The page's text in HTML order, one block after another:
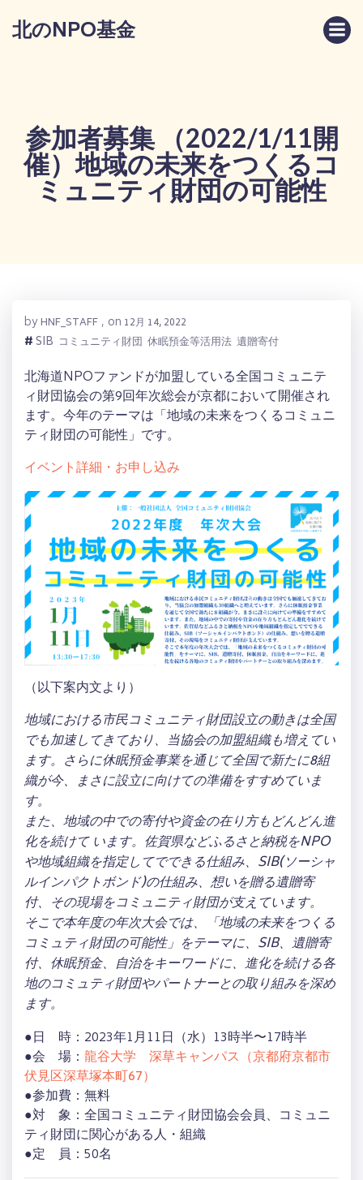
ス
キ
ッ
プ
北のNPO基金
参加者募集 （2022/1/11開
催）地域の未来をつくるコ
ミュニティ財団の可能性
byHNF_STAFF , on 12月 14, 2022
#SIB コミュニティ財団 休眠預金等活用法 遺贈寄付
北海道NPOファンドが加盟している全国コミュニテ
ィ財団協会の第9回年次総会が京都において開催され
ます。今年のテーマは「地域の未来をつくるコミュニ
ティ財団の可能性」です。
イベント詳細・お申し込み
（以下案内文より）
地域における市⺠コミュニティ財団設立の動きは全国
でも加速してきており、当協会の加盟組織も増えてい
ます。さらに休眠預金事業を通じて全国で新たに8組
織が今、まさに設立に向けての準備をすすめていま
す。
また、地域の中での寄付や資金の在り方もどんどん進
化を続けて います。佐賀県などふるさと納税をNPO
や地域組織を指定してでできる仕組み、SIB(ソーシャ
ルインパクトボンド)の仕組み、想いを贈る遺贈寄
付、その現場をコミュニティ財団が支えています。
そこで本年度の年次大会では、「地域の未来をつくる
コミュティ財団の可能性」をテーマに、SIB、遺贈寄
付、休眠預金、自治をキーワードに、進化を続ける各
地のコミュティ財団やパートナーとの取り組みを深め
ます。
●日 時：2023年1月11日（水）13時半〜17時半
●会 場： 龍谷大学 深草キャンパス（京都府京都市
伏見区深草塚本町67）
●参加費：無料
●対 象：全国コミュニティ財団協会会員、コミュニ
ティ財団に関心がある人・組織
●定 員：50名